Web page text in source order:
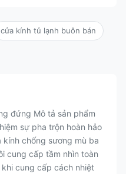
cửa kính tủ lạnh buôn bán
đứng Mô tả sản phẩm
sự pha trộn hoàn hảo
chống sương mù ba
cung cấp tầm nhìn toàn
cung cấp cách nhiệt